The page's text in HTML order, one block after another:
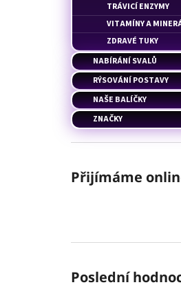
TRÁVICÍ ENZYMY
VITAMÍNY A
ZDRAVÉ TUKY
NABÍRÁNÍ SVALŮ
RÝSOVÁNÍ POSTAVY
NAŠE BALÍČKY
ZNAČKY
Přijímáme
Poslední